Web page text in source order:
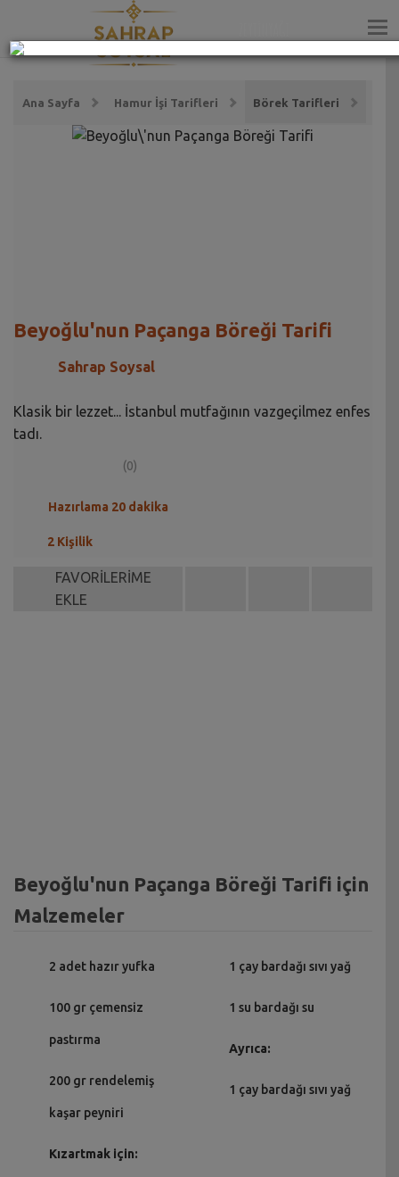
Ana Sayfa Hamur İşi Tarifleri Börek Tarifleri
Beyoğlu'nun Paçanga Böreği Tarifi
Sahrap Soysal
Klasik bir lezzet... İstanbul mutfağının vazgeçilmez enfes
tadı.
(0)
Hazırlama 20 dakika
2 Kişilik
FAVORİLERİME
EKLE
Beyoğlu'nun Paçanga Böreği Tarifi için
Malzemeler
2 adet hazır yufka
100 gr çemensiz
pastırma
200 gr rendelemiş
kaşar peyniri
Kızartmak için:
1 çay bardağı sıvı yağ
1 su bardağı su
Ayrıca:
1 çay bardağı sıvı yağ